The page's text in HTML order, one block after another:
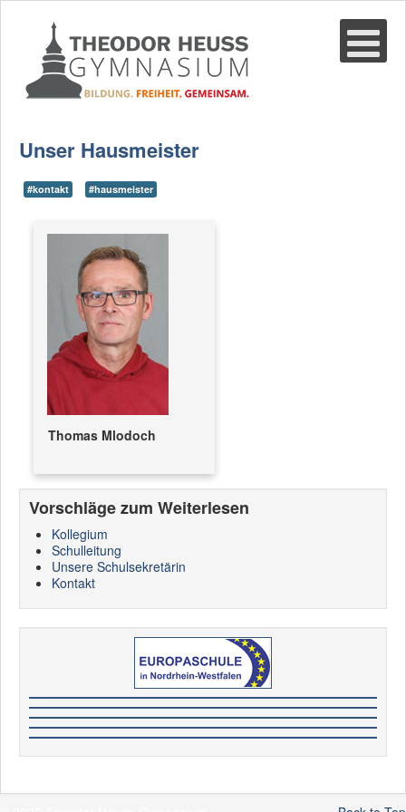
Unser Hausmeister
#kontakt #hausmeister
Thomas Mlodoch
Vorschläge zum Weiterlesen
Kollegium
Schulleitung
Unsere Schulsekretärin
Kontakt